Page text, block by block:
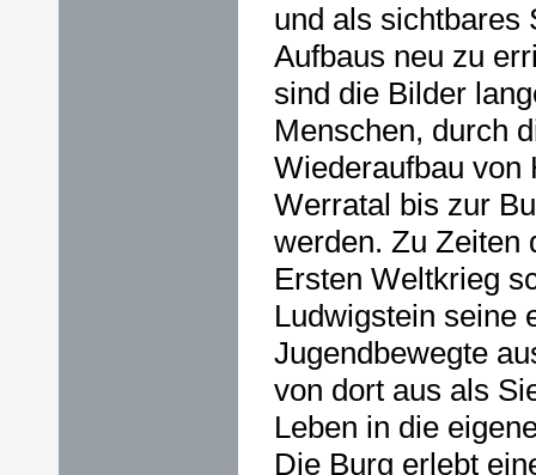
und als sichtbares
Aufbaus neu zu
sind die Bilder
Menschen, durch
Wiederaufbau von
Werratal bis zur
werden. Zu Zeiten
Ersten Weltkrieg
Ludwigstein seine
Jugendbewegte
von dort aus als
Leben in die
Die Burg erlebt